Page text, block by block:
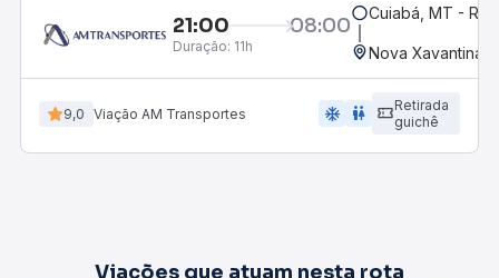
21:00 08:00
Duração: 11h
Cuiabá, MT -
Nova Xavantina,
9,0 Viação AM Transportes ac_unit wc
Retirada
guichê
Viações que atuam nesta rota